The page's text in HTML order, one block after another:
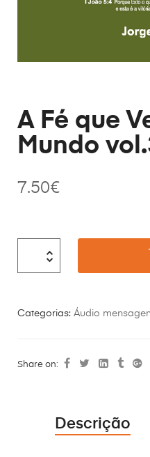
A Fé que
Mundo
7.50€
Categorias: Áudio
Share on:
Descrição